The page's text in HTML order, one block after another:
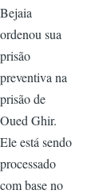
Bejaia
ordenou sua
prisão
preventiva na
prisão de
Oued Ghir.
Ele está sendo
processado
com base no